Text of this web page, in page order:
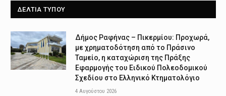
ΔΕΛΤΙΑ ΤΥΠΟΥ
Δήμος Ραφήνας – Πικερμίου: Προχωρά,
με χρηματοδότηση από το Πράσινο
Ταμείο, η καταχώριση της Πράξης
Εφαρμογής του Ειδικού Πολεοδομικού
Σχεδίου στο Ελληνικό Κτηματολόγιο
4 Αυγούστου 2026